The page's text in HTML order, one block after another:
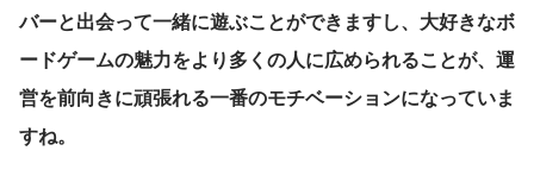
バーと出会って一緒に遊ぶことができますし、大好きなボ
ードゲームの魅力をより多くの人に広められることが、運
営を前向きに頑張れる一番のモチベーションになっていま
すね。